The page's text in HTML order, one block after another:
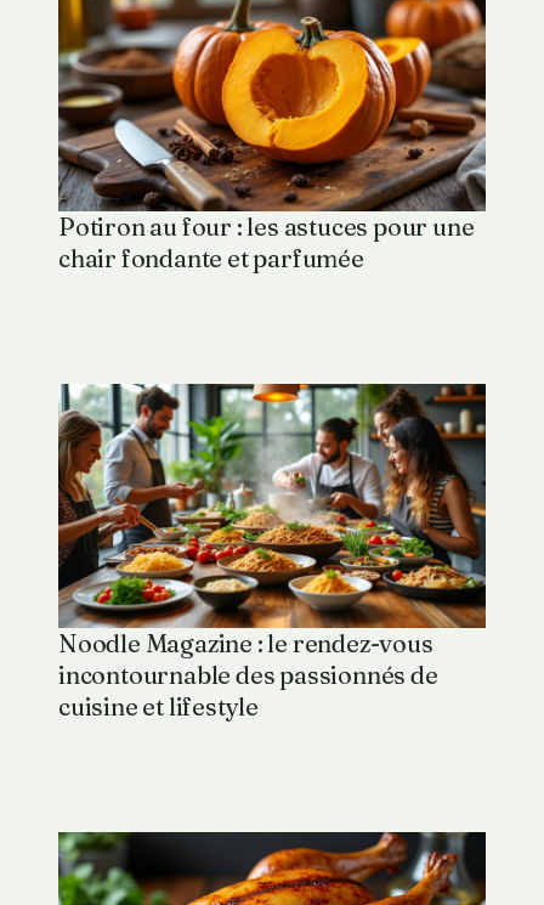
Potiron au four : les astuces pour une
chair fondante et parfumée
Noodle Magazine : le rendez-vous
incontournable des passionnés de
cuisine et lifestyle